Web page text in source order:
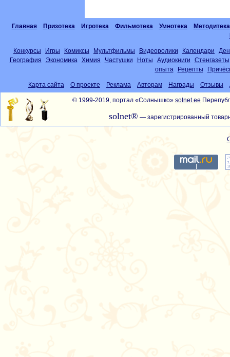
Главная Призотека Игротека Фильмотека Умнотека
Методитека
Конкурсы Игры Комиксы Мультфильмы Видеоролики Календари
География
Экономика Химия Частушки Ноты Аудиокниги
Стенгазеты
опыта
Рецепты
Карта сайта О проекте Реклама Авторам Награды Отзывы
© 1999-2019, портал «Солнышко» solnet.ee
solnet® — зарегистрированный